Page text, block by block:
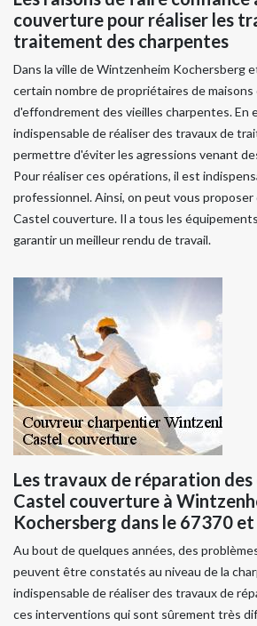
couverture pour réaliser les
traitement des charpentes
Dans la ville de Wintzenheim Kochersberg
certain nombre de propriétaires de
d'effondrement des vieilles charpentes. En
indispensable de réaliser des travaux de
permettre d'éviter les agressions venant
Pour réaliser ces opérations, il est
professionnel. Ainsi, on peut vous proposer
Castel couverture. Il a tous les
garantir un meilleur rendu de travail.
Les travaux de réparation
Castel couverture à
Kochersberg dans le 67370
Au bout de quelques années, des
peuvent être constatés au niveau de la
indispensable de réaliser des travaux de
ces interventions qui sont sûrement très